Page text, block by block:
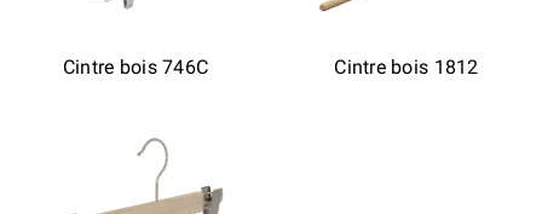
Cintre bois 746C Cintre bois 1812